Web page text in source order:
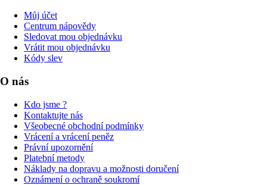
Můj účet
Centrum nápovědy
Sledovat mou objednávku
Vrátit mou objednávku
Kódy slev
O nás
Kdo jsme ?
Kontaktujte nás
Všeobecné obchodní podmínky
Vrácení a vrácení peněz
Právní upozornění
Platební metody
Náklady na dopravu a možnosti doručení
Oznámení o ochraně soukromí